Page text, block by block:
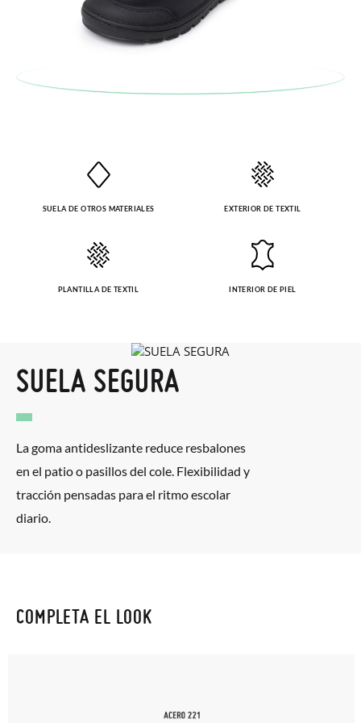
recogeremos la primera, sin gastos, en unos pocos días!
En caso de que no quieras Cambio sino Devolución, también
serán gratuitas, ¡no tienes que preocuparte por nada! Puedes
solicitarlas desde el mismo enlace del párrafo anterior y nos
SUELA DE OTROS MATERIALES EXTERIOR DE TEXTIL
PLANTILLA DE TEXTIL INTERIOR DE PIEL
SUELA SEGURA
La goma antideslizante reduce resbalones
en el patio o pasillos del cole. Flexibilidad y
tracción pensadas para el ritmo escolar
diario.
COMPLETA EL LOOK